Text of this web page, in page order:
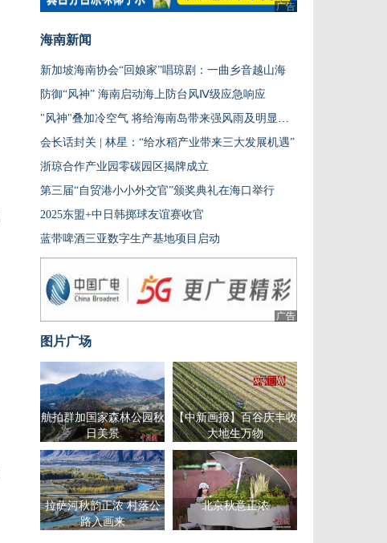
广告
海南新闻
新加坡海南协会“回娘家”唱琼剧：一曲乡音越山海
防御“风神” 海南启动海上防台风Ⅳ级应急响应
"风神"叠加冷空气 将给海南岛带来强风雨及明显降温
会长话封关 | 林星：“给水稻产业带来三大发展机遇”
浙琼合作产业园零碳园区揭牌成立
第三届“自贸港小小外交官”颁奖典礼在海口举行
2025东盟+中日韩掷球友谊赛收官
蓝带啤酒三亚数字生产基地项目启动
广告
图片广场
航拍群加国家森林公园秋
日美景
【中新画报】百谷庆丰收
大地生万物
拉萨河秋韵正浓 村落公
路入画来
北京秋意正浓